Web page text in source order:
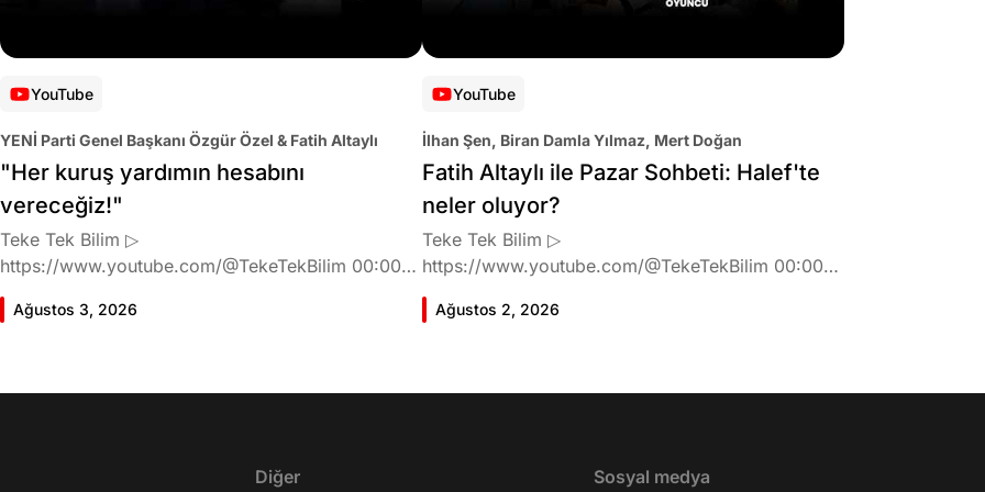
YouTube
YENİ Parti Genel Başkanı Özgür Özel & Fatih Altaylı
"Her kuruş yardımın hesabını
vereceğiz!"
Teke Tek Bilim ▷
https://www.youtube.com/@TekeTekBilim 00:00
Giriş 01:58 Butlan kararı 05:58 Butlan kararı kimin
meselesi? 11:32 Kılıçdaroğlu bu günlerin sinyalini
30:09 AK Parti'ye geçişlerin duracağının garantisi
Yargıtay kararından eminken neden partiden
Ağustos 3, 2026
YouTube
İlhan Şen, Biran Damla Yılmaz, Mert Doğan
Fatih Altaylı ile Pazar Sohbeti: Halef'te
neler oluyor?
Teke Tek Bilim ▷
https://www.youtube.com/@TekeTekBilim 00:00
Giriş 02:46 Biran Damla Yılmaz dizi teklifi
geldiğinde neler hissetti? 05:41 Oynadığı role nasıl
neler kattı? 17:52 İlhan Şen, ayakkabı eleştirisinden
mi? 22:22 Biran Damla Yılmaz nereli, nasıl bir
Ağustos 2, 2026
Diğer Sosyal medya